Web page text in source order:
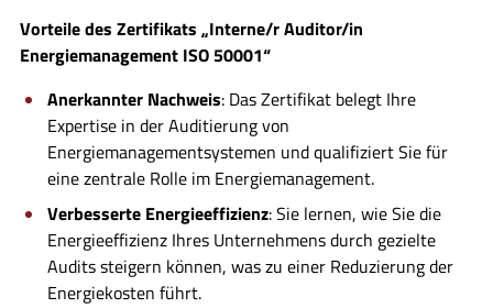
Vorteile des Zertifikats „Interne/r Auditor/in
Energiemanagement ISO 50001“
Anerkannter Nachweis: Das Zertifikat belegt Ihre
Expertise in der Auditierung von
Energiemanagementsystemen und qualifiziert Sie für
eine zentrale Rolle im Energiemanagement.
Verbesserte Energieeffizienz: Sie lernen, wie Sie die
Energieeffizienz Ihres Unternehmens durch gezielte
Audits steigern können, was zu einer Reduzierung der
Energiekosten führt.